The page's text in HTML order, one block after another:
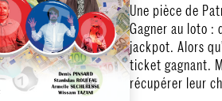
Une pièce de
Gagner au loto :
jackpot. Alors
ticket gagnant.
récupérer leur